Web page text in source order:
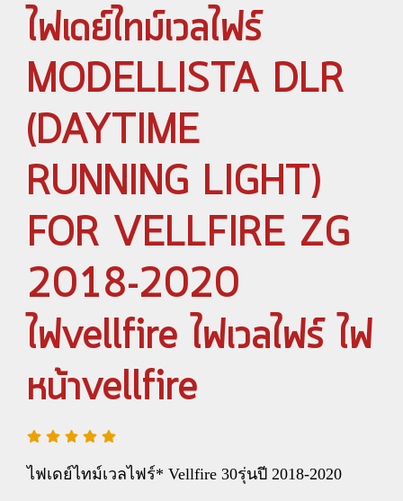
ไฟเดย์ไทม์เวลไฟร์
MODELLISTA DLR
(DAYTIME
RUNNING LIGHT)
FOR VELLFIRE ZG
2018-2020
ไฟvellfire ไฟเวลไฟร์ ไฟ
หน้าvellfire
ไฟเดย์ไทม์เวลไฟร์* Vellfire 30รุ่นปี 2018-2020